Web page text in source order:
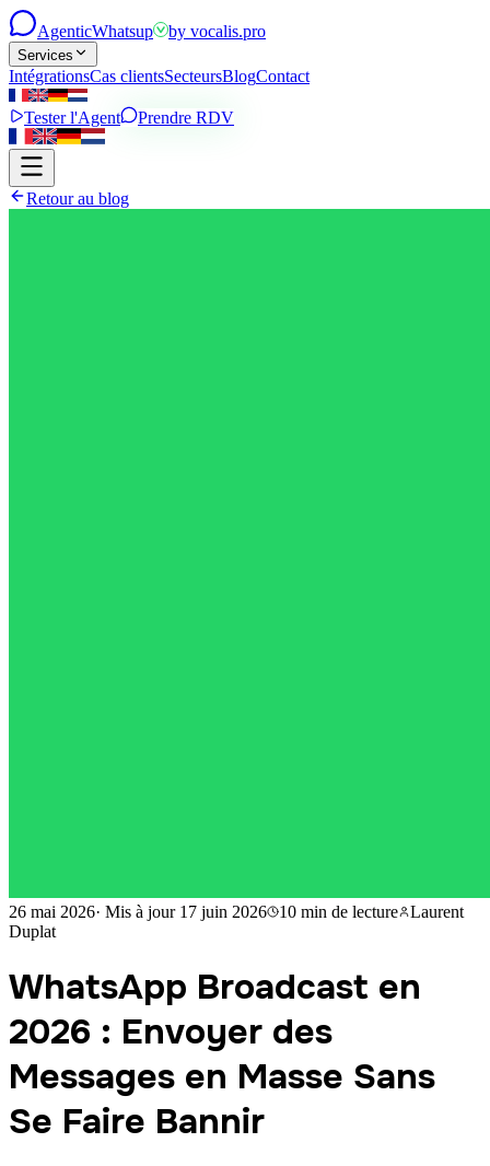
AgenticWhatsup by vocalis.pro
Services
IntégrationsCas clientsSecteursBlogContact
Tester l'Agent Prendre RDV
Retour au blog
26 mai 2026· Mis à jour 17 juin 2026 10 min de lecture
Laurent
Duplat
WhatsApp Broadcast en
2026 : Envoyer des
Messages en Masse Sans
Se Faire Bannir